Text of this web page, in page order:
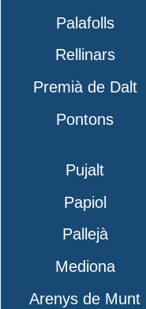
Palafolls
Rellinars
Premià de Dalt
Pontons
Pujalt
Papiol
Pallejà
Mediona
Arenys de Munt